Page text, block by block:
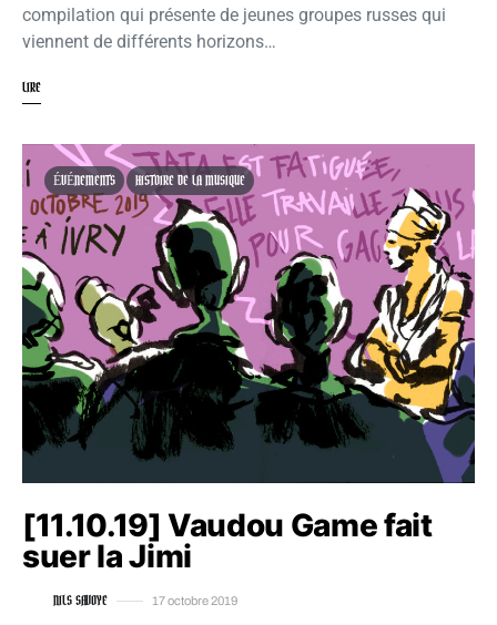
compilation qui présente de jeunes groupes russes qui
viennent de différents horizons…
LIRE
ÉVÉNEMENTS HISTOIRE DE LA MUSIQUE
[11.10.19] Vaudou Game fait
suer la Jimi
NILS SAVOYE 17 octobre 2019